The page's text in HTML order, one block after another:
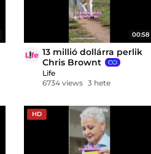
00:58
13 millió dollárra perlik
Chris Brownt
Life
6734 views 3 hete
HD